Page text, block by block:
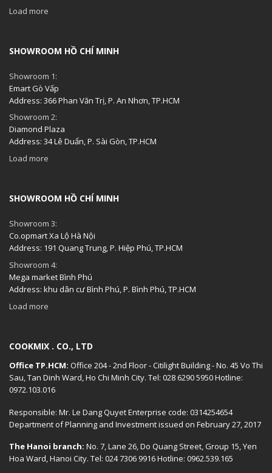
Load more
SHOWROOM HỒ CHÍ MINH
Showroom 1:
Emart Gò Vấp
Address: 366 Phan Văn Trị, P. An Nhơn, TP.HCM
Showroom 2:
Diamond Plaza
Address: 34 Lê Duẩn, P. Sài Gòn, TP.HCM
Load more
SHOWROOM HỒ CHÍ MINH
Showroom 3:
Co.opmart Xa Lộ Hà Nội
Address: 191 Quang Trung, P. Hiệp Phú, TP.HCM
Showroom 4:
Mega market Bình Phú
Address: khu dân cư Bình Phú, P. Bình Phú, TP.HCM
Load more
COOKMIX . CO., LTD
Office TP.HCM: Office 204 - 2nd Floor - Citilight Building - No. 45 Vo Thi
Sau, Tan Dinh Ward, Ho Chi Minh City. Tel: 028 6290 5950 Hotline:
0972.103.016
Responsible: Mr. Le Dang Quyet Enterprise code: 0314254654
Department of Planning and Investment issued on February 27, 2017
The Hanoi branch: No. 7, Lane 26, Do Quang Street, Group 15, Yen
Hoa Ward, Hanoi City. Tel: 024 7306 9916 Hotline: 0962.539.165